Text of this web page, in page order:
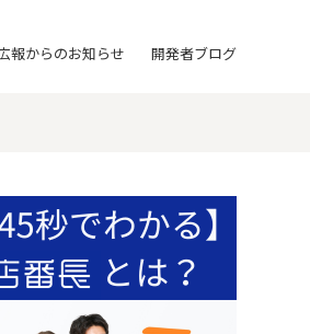
報からのお知らせ 開発者ブログ